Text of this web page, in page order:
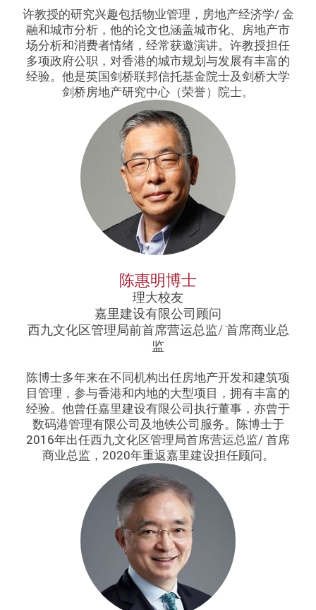
许教授的研究兴趣包括物业管理，房地产经济学/ 金
融和城市分析，他的论文也涵盖城市化、房地产市
场分析和消费者情绪，经常获邀演讲。许教授担任
多项政府公职，对香港的城市规划与发展有丰富的
经验。他是英国剑桥联邦信托基金院士及剑桥大学
剑桥房地产研究中心（荣誉）院士。
陈惠明博士
理大校友
嘉里建设有限公司顾问
西九文化区管理局前首席营运总监/ 首席商业总
监
陈博士多年来在不同机构出任房地产开发和建筑项
目管理，参与香港和内地的大型项目，拥有丰富的
经验。他曾任嘉里建设有限公司执行董事，亦曾于
数码港管理有限公司及地铁公司服务。陈博士于
2016年出任西九文化区管理局首席营运总监/ 首席
商业总监，2020年重返嘉里建设担任顾问。